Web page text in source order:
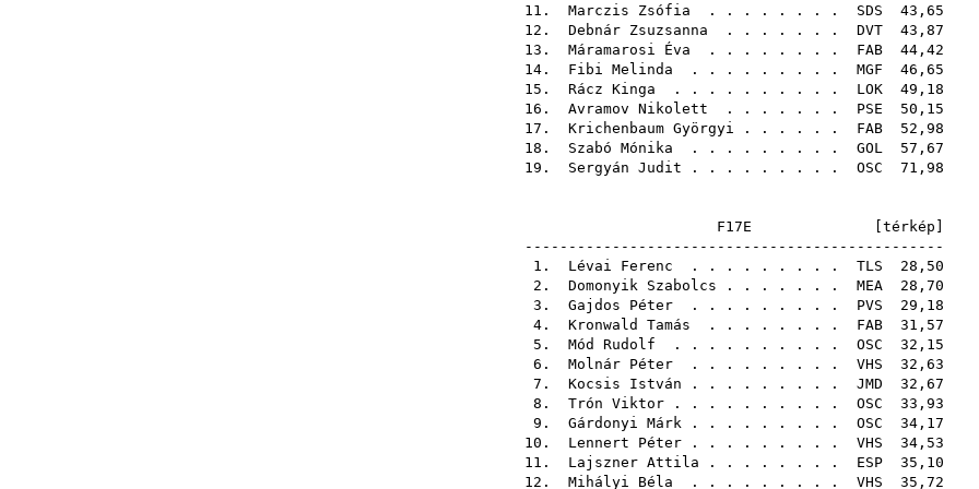
11. Marczis Zsófia . . . . . . . . SDS 43,65
12. Debnár Zsuzsanna . . . . . . . DVT 43,87
13. Máramarosi Éva . . . . . . . . FAB 44,42
14. Fibi Melinda . . . . . . . . . MGF 46,65
15. Rácz Kinga . . . . . . . . . . LOK 49,18
16. Avramov Nikolett . . . . . . . PSE 50,15
17. Krichenbaum Györgyi . . . . . . FAB 52,98
18. Szabó Mónika . . . . . . . . . GOL 57,67
19. Sergyán Judit . . . . . . . . . OSC 71,98
F17E [ térkép
------------------------------------------------
1. Lévai Ferenc . . . . . . . . . TLS 28,50
2. Domonyik Szabolcs . . . . . . . MEA 28,70
3. Gajdos Péter . . . . . . . . . PVS 29,18
4. Kronwald Tamás . . . . . . . . FAB 31,57
5. Mód Rudolf . . . . . . . . . . OSC 32,15
6. Molnár Péter . . . . . . . . . VHS 32,63
7. Kocsis István . . . . . . . . . JMD 32,67
8. Trón Viktor . . . . . . . . . . OSC 33,93
9. Gárdonyi Márk . . . . . . . . . OSC 34,17
10. Lennert Péter . . . . . . . . . VHS 34,53
11. Lajszner Attila . . . . . . . . ESP 35,10
12. Mihályi Béla . . . . . . . . . VHS 35,72